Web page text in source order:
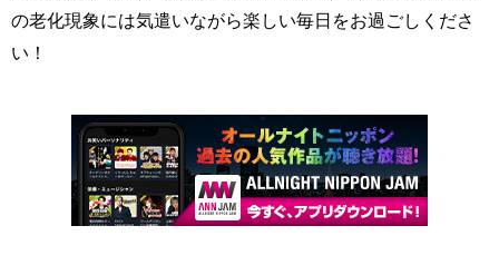
の老化現象には気遣いながら楽しい毎日をお過ごしくださ
い！